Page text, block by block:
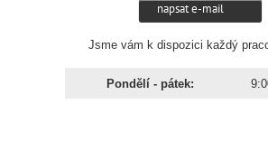
napsat e-mail
Jsme vám k dispozici každý
Pondělí - pátek: